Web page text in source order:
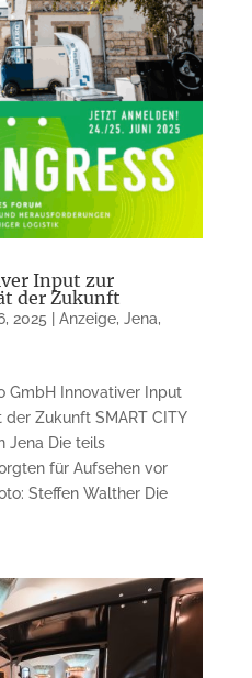
Input zur
der Zukunft
2025 | Anzeige, Jena,
GmbH Innovativer Input
Zukunft SMART CITY
Jena Die teils
für Aufsehen vor
Steffen Walther Die